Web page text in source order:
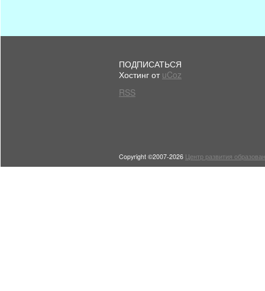
ПОДПИСАТЬСЯ
Хостинг от uCoz
RSS
Copyright ©2007-2026 Центр развития